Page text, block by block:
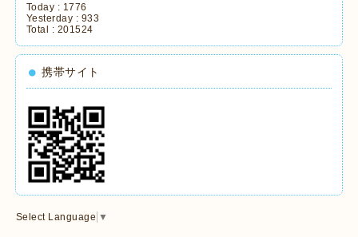
Today : 1776
Yesterday : 933
Total : 201524
携帯サイト
Select Language ▼